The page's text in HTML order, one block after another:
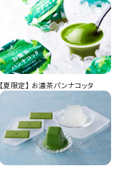
【夏限定】 お濃茶パンナコッタ